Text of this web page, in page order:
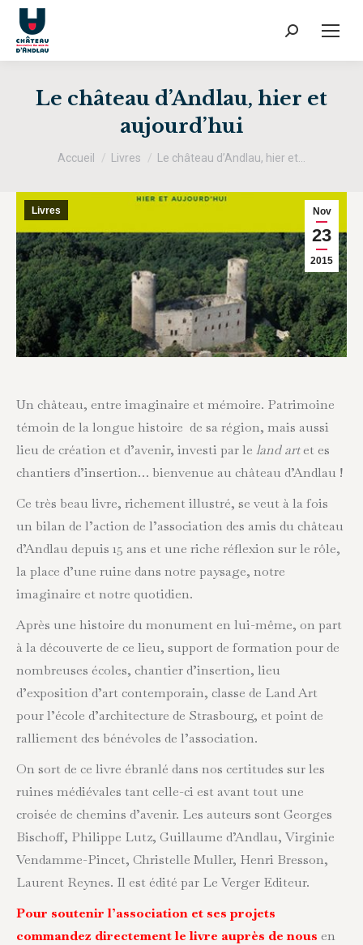
Recherche
:
Le château d’Andlau, hier et
aujourd’hui
Vous êtes ici :
Accueil Livres Le château d’Andlau, hier et…
Nov
23
2015
Livres
Un château, entre imaginaire et mémoire. Patrimoine
témoin de la longue histoire de sa région, mais aussi
lieu de création et d’avenir, investi par le land artet es
chantiers d’insertion… bienvenue au château d’Andlau !
Ce très beau livre, richement illustré, se veut à la fois
un bilan de l’action de l’association des amis du château
d’Andlau depuis 15 ans et une riche réflexion sur le rôle,
la place d’une ruine dans notre paysage, notre
imaginaire et notre quotidien.
Après une histoire du monument en lui-même, on part
à la découverte de ce lieu, support de formation pour de
nombreuses écoles, chantier d’insertion, lieu
d’exposition d’art contemporain, classe de Land Art
pour l’école d’architecture de Strasbourg, et point de
ralliement des bénévoles de l’association.
On sort de ce livre ébranlé dans nos certitudes sur les
ruines médiévales tant celle-ci est avant tout une
croisée de chemins d’avenir. Les auteurs sont Georges
Bischoff, Philippe Lutz, Guillaume d’Andlau, Virginie
Vendamme-Pincet, Christelle Muller, Henri Bresson,
Laurent Reynes. Il est édité par Le Verger Editeur.
Pour soutenir l’association et ses projets
commandez directement le livre auprès de nous en